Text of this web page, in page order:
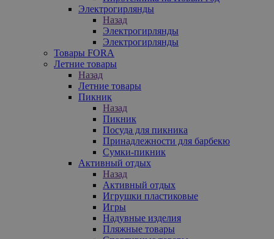
Электрогирлянды
Назад
Электрогирлянды
Электрогирлянды
Товары FORA
Летние товары
Назад
Летние товары
Пикник
Назад
Пикник
Посуда для пикника
Принадлежности для барбекю
Сумки-пикник
Активный отдых
Назад
Активный отдых
Игрушки пластиковые
Игры
Надувные изделия
Пляжные товары